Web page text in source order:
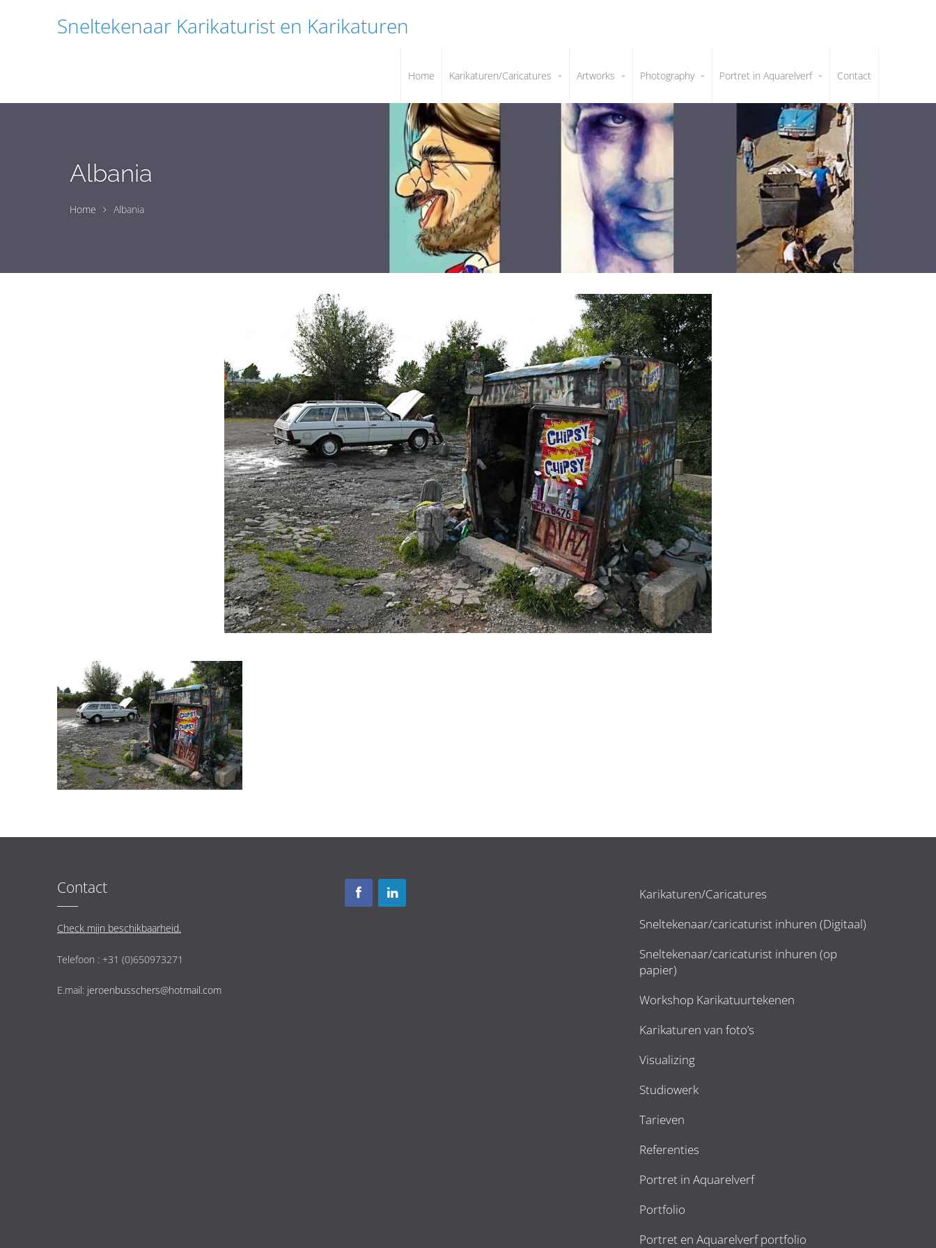
Sneltekenaar Karikaturist en Karikaturen
Home Karikaturen/Caricatures Artworks Photography Portret in Aquarelverf Contact
Albania
Home Albania
Contact
Check mijn beschikbaarheid.
Telefoon : +31 (0)650973271
E.mail: jeroenbusschers@hotmail.com
Karikaturen/Caricatures
Sneltekenaar/caricaturist inhuren (Digitaal)
Sneltekenaar/caricaturist inhuren (op
papier)
Workshop Karikatuurtekenen
Karikaturen van foto’s
Visualizing
Studiowerk
Tarieven
Referenties
Portret in Aquarelverf
Portfolio
Portret en Aquarelverf portfolio